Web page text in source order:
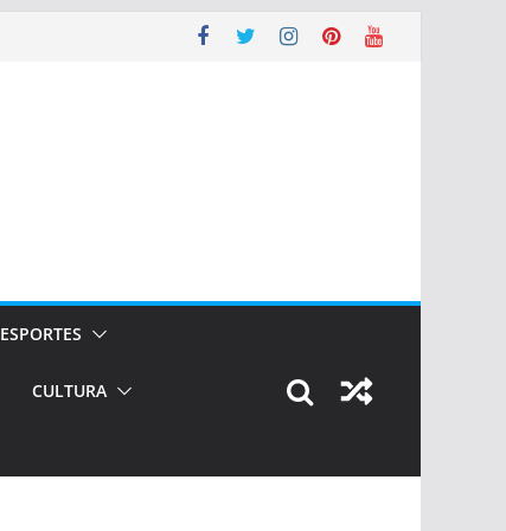
ESPORTES
CULTURA